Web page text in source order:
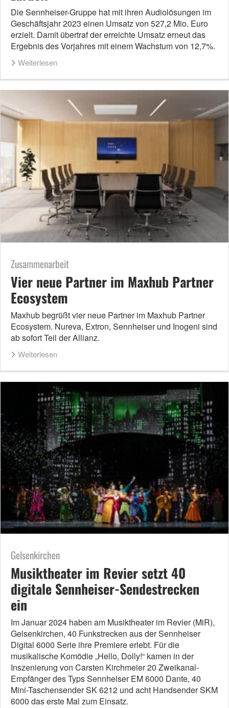
Die Sennheiser-Gruppe hat mit ihren Audiolösungen im
Geschäftsjahr 2023 einen Umsatz von 527,2 Mio. Euro
erzielt. Damit übertraf der erreichte Umsatz erneut das
Ergebnis des Vorjahres mit einem Wachstum von 12,7%.
Weiterlesen
Zusammenarbeit
Vier neue Partner im Maxhub Partner
Ecosystem
Maxhub begrüßt vier neue Partner im Maxhub Partner
Ecosystem. Nureva, Extron, Sennheiser und Inogeni sind
ab sofort Teil der Allianz.
Weiterlesen
Gelsenkirchen
Musiktheater im Revier setzt 40
digitale Sennheiser-Sendestrecken
ein
Im Januar 2024 haben am Musiktheater im Revier (MiR),
Gelsenkirchen, 40 Funkstrecken aus der Sennheiser
Digital 6000 Serie ihre Premiere erlebt. Für die
musikalische Komödie „Hello, Dolly!“ kamen in der
Inszenierung von Carsten Kirchmeier 20 Zweikanal-
Empfänger des Typs Sennheiser EM 6000 Dante, 40
Mini-Taschensender SK 6212 und acht Handsender SKM
6000 das erste Mal zum Einsatz.